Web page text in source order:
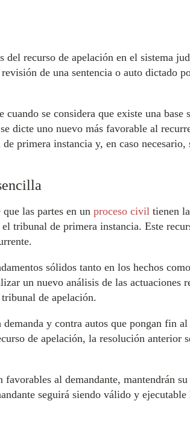
recurso de apelación en el sistema
de una sentencia o auto dictado
se considera que existe una base
dicte uno nuevo más favorable al
primera instancia y, en caso necesario,
las partes en un proceso civil tienen
tribunal de primera instancia. Este
sólidos tanto en los hechos
un nuevo análisis de las actuaciones
de apelación.
y contra autos que pongan fin
de apelación, la resolución anterior
al demandante, mantendrán
seguirá siendo válido y ejecutable